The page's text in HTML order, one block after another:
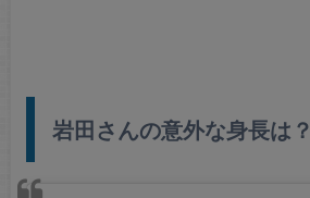
岩田さんの意外な身長は？